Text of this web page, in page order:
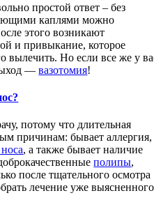
простой ответ – без
каплями можно
этого возникают
и привыкание, которое
вылечить. Но если все же у
—вазотомия!
потому что длительная
причинам: бывает аллергия,
, а также бывает наличие
полипы,
после тщательного осмотра
лечение уже выясненного